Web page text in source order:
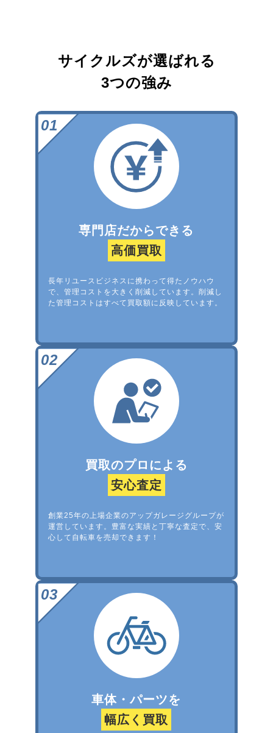
サイクルズが選ばれる
3つの強み
専門店だからできる
高価買取
長年リユースビジネスに携わって得たノウハウ
で、管理コストを大きく削減しています。削減し
た管理コストはすべて買取額に反映しています。
買取のプロによる
安心査定
創業25年の上場企業のアップガレージグループが
運営しています。豊富な実績と丁寧な査定で、安
心して自転車を売却できます！
車体・パーツを
幅広く買取